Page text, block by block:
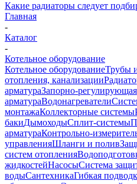
Какие радиаторы следует
Главная
-
Каталог
-
Котельное оборудование
Котельное оборудованиеТрубы
отопления, канализации
арматураЗапорно-регулирующая
арматураВодонагреватели
монтажаКоллекторные системы
бакиДымоходыСплит-системы
арматураКонтрольно-
управленияШланги и полив
систем отопления
жидкостейНасосыСистема
водыСантехникаГибкая